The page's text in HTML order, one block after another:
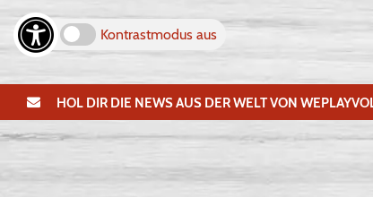
Kontrastmodus aus
HOL DIR DIE NEWS AUS DER WELT VON